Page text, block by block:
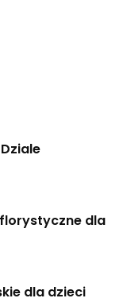
dla
dla dzieci